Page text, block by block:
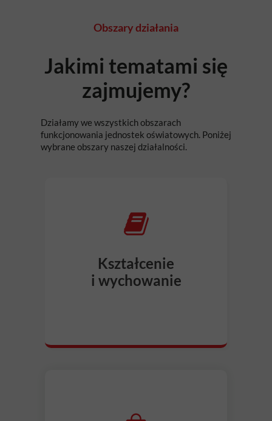
Obszary działania
Działamy we wszystkich obszarach
funkcjonowania jednostek oświatowych. Poniżej
wybrane obszary naszej działalności.
Jakimi tematami się
zajmujemy?
Kształcenie
i wychowanie